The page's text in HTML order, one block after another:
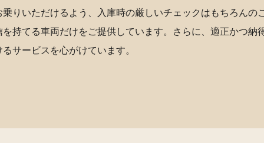
りいただけるよう、入庫時の厳しいチェックはもちろんの
持てる車両だけをご提供しています。さらに、適正かつ納
サービスを心がけています。